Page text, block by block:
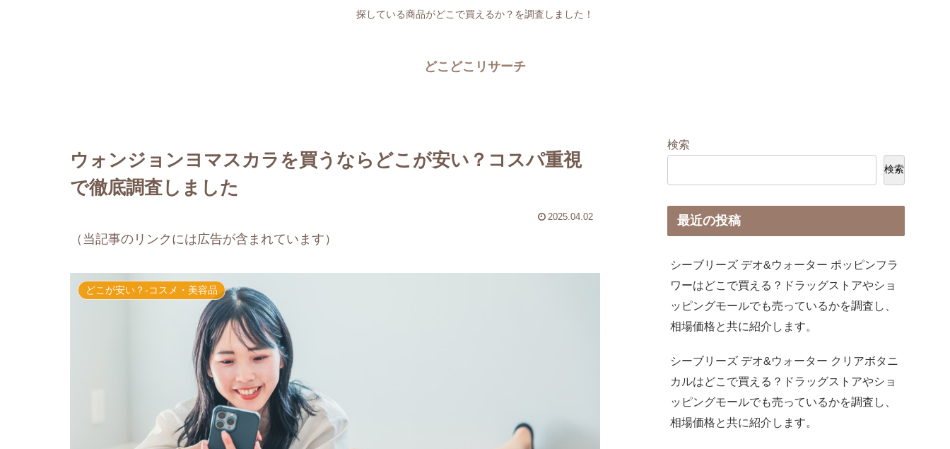
探している商品がどこで買えるか？を調査しました！
どこどこリサーチ
ウォンジョンヨマスカラを買うならどこが安い？コスパ重視
で徹底調査しました
2025.04.02
（当記事のリンクには広告が含まれています）
どこが安い？-コスメ・美容品
検索
検索
最近の投稿
シーブリーズ デオ&ウォーター ポッピンフラ
ワーはどこで買える？ドラッグストアやショ
ッピングモールでも売っているかを調査し、
相場価格と共に紹介します。
シーブリーズ デオ&ウォーター クリアボタニ
カルはどこで買える？ドラッグストアやショ
ッピングモールでも売っているかを調査し、
相場価格と共に紹介します。